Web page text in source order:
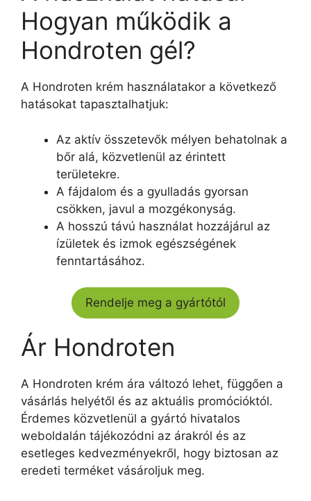
Hogyan működik a
Hondroten gél?
A Hondroten krém használatakor a következő
hatásokat tapasztalhatjuk:
Az aktív összetevők mélyen behatolnak a
bőr alá, közvetlenül az érintett
területekre.
A fájdalom és a gyulladás gyorsan
csökken, javul a mozgékonyság.
A hosszú távú használat hozzájárul az
ízületek és izmok egészségének
fenntartásához.
Rendelje meg a gyártótól
Ár Hondroten
A Hondroten krém ára változó lehet, függően a
vásárlás helyétől és az aktuális promócióktól.
Érdemes közvetlenül a gyártó hivatalos
weboldalán tájékozódni az árakról és az
esetleges kedvezményekről, hogy biztosan az
eredeti terméket vásároljuk meg.